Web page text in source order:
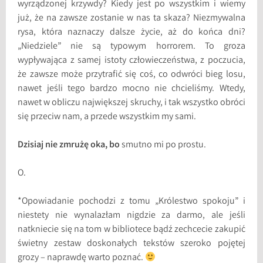
wyrządzonej krzywdy? Kiedy jest po wszystkim i wiemy
już, że na zawsze zostanie w nas ta skaza? Niezmywalna
rysa, która naznaczy dalsze życie, aż do końca dni?
„Niedziele” nie są typowym horrorem. To groza
wypływająca z samej istoty człowieczeństwa, z poczucia,
że zawsze może przytrafić się coś, co odwróci bieg losu,
nawet jeśli tego bardzo mocno nie chcieliśmy. Wtedy,
nawet w obliczu największej skruchy, i tak wszystko obróci
się przeciw nam, a przede wszystkim my sami.
Dzisiaj nie zmrużę oka, bosmutno mi po prostu.
O.
*Opowiadanie pochodzi z tomu „Królestwo spokoju” i
niestety nie wynalazłam nigdzie za darmo, ale jeśli
natkniecie się na tom w bibliotece bądź zechcecie zakupić
świetny zestaw doskonałych tekstów szeroko pojętej
grozy – naprawdę warto poznać.